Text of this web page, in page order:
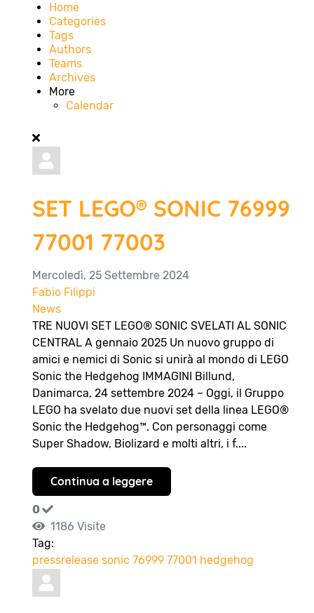
Home
Categories
Tags
Authors
Teams
Archives
More
Calendar
SET LEGO® SONIC 76999
77001 77003
Mercoledì, 25 Settembre 2024
Fabio Filippi
News
TRE NUOVI SET LEGO® SONIC SVELATI AL SONIC
CENTRAL A gennaio 2025 Un nuovo gruppo di
amici e nemici di Sonic si unirà al mondo di LEGO
Sonic the Hedgehog IMMAGINI Billund,
Danimarca, 24 settembre 2024 – Oggi, il Gruppo
LEGO ha svelato due nuovi set della linea LEGO®
Sonic the Hedgehog™. Con personaggi come
Super Shadow, Biolizard e molti altri, i f....
Continua a leggere
0
1186 Visite
Tag:
pressrelease sonic 76999 77001 hedgehog